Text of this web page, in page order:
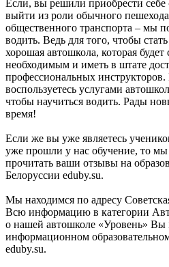
Если, вы решили приобрести
выйти из роли обычного
общественного транспорта – мы
водить. Ведь для того, чтобы
хорошая автошкола, которая
необходимым и иметь в штате
профессиональных
воспользуетесь услугами
чтобы научиться водить. Рады
время!
Если же вы уже являетесь
уже прошли у нас обучение, то мы
прочитать ваши отзывы на
Белоруссии eduby.su.
Мы находимся по адресу
Всю информацию в категории
о нашей автошколе «Уровень» Вы
информационном
eduby.su.